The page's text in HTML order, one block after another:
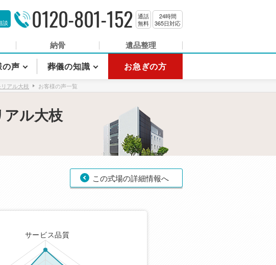
談
0120-801-152
通話
無料
24時間
365日対応
納骨 遺品整理
の声 葬儀の知識 お急ぎの方
アル大枝 お客様の声一覧
ル大枝
この式場の詳細情報へ
サービス品質